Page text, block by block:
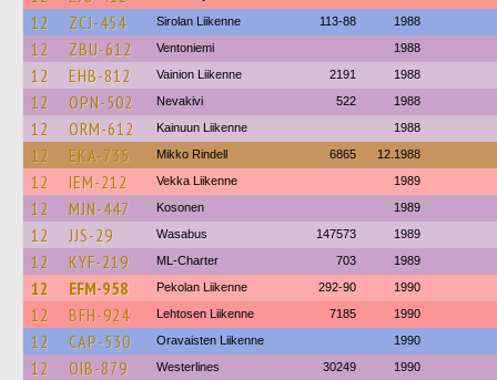
12 ZCJ-454 Sirolan Liikenne 113-88 1988
12 ZBU-612 Ventoniemi 1988
12 EHB-812 Vainion Liikenne 2191 1988
12 OPN-502 Nevakivi 522 1988
12 ORM-612 Kainuun Liikenne 1988
12 EKA-735 Mikko Rindell 6865 12.1988
12 IEM-212 Vekka Liikenne 1989
12 MJN-447 Kosonen 1989
12 JJS-29 Wasabus 147573 1989
12 KYF-219 ML-Charter 703 1989
12 EFM-958 Pekolan Liikenne 292-90 1990
12 BFH-924 Lehtosen Liikenne 7185 1990
12 CAP-530 Oravaisten Liikenne 1990
12 OIB-879 Westerlines 30249 1990